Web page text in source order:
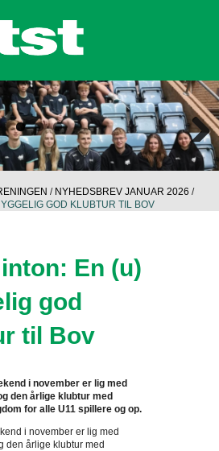
Next
/ NYHEDSBREV JANUAR 2026 /
GOD KLUBTUR TIL BOV
En (u)
god
til Bov
i november er lig med
den årlige klubtur med
for alle U11 spillere og op.
i november er lig med
den årlige klubtur med